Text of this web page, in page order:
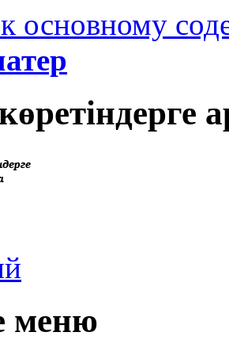
основному
меню